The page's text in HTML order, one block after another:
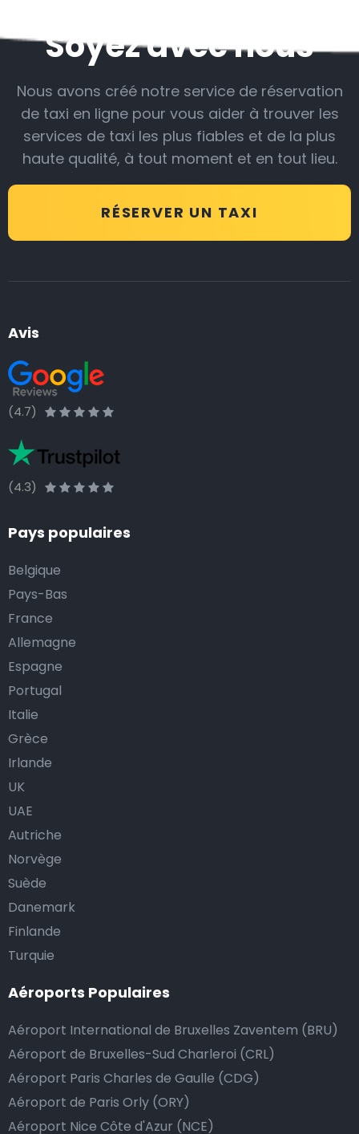
Soyez avec nous
Nous avons créé notre service de réservation
de taxi en ligne pour vous aider à trouver les
services de taxi les plus fiables et de la plus
haute qualité, à tout moment et en tout lieu.
RÉSERVER UN TAXI
Avis
(4.7)
(4.3)
Pays populaires
Belgique
Pays-Bas
France
Allemagne
Espagne
Portugal
Italie
Grèce
Irlande
UK
UAE
Autriche
Norvège
Suède
Danemark
Finlande
Turquie
Aéroports Populaires
Aéroport International de Bruxelles Zaventem (BRU)
Aéroport de Bruxelles-Sud Charleroi (CRL)
Aéroport Paris Charles de Gaulle (CDG)
Aéroport de Paris Orly (ORY)
Aéroport Nice Côte d'Azur (NCE)